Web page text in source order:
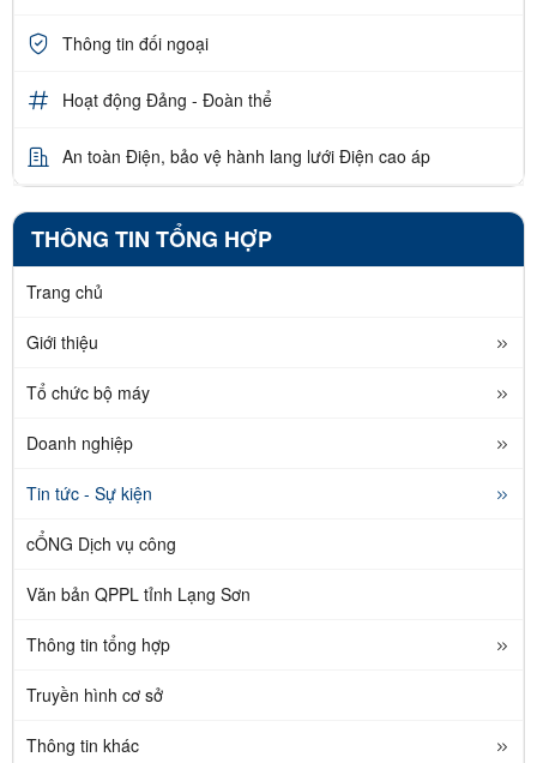
Thông tin đối ngoại
Hoạt động Đảng - Đoàn thể
An toàn Điện, bảo vệ hành lang lưới Điện cao áp
THÔNG TIN TỔNG HỢP
Trang chủ
Giới thiệu
Tổ chức bộ máy
Doanh nghiệp
Tin tức - Sự kiện
cỔNG Dịch vụ công
Văn bản QPPL tỉnh Lạng Sơn
Thông tin tổng hợp
Truyền hình cơ sở
Thông tin khác